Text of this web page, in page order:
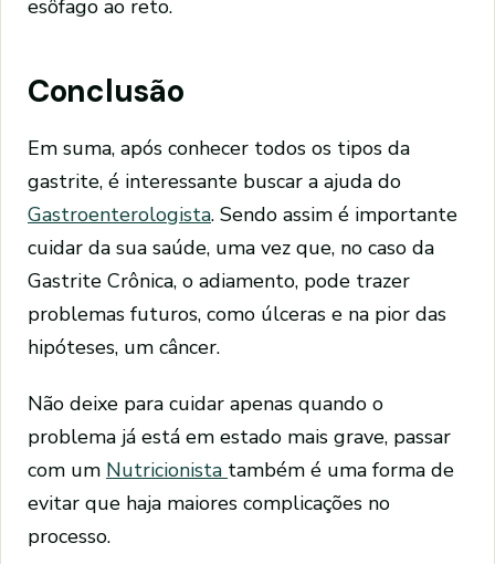
esôfago ao reto.
Conclusão
Em suma, após conhecer todos os tipos da
gastrite, é interessante buscar a ajuda do
Gastroenterologista. Sendo assim é importante
cuidar da sua saúde, uma vez que, no caso da
Gastrite Crônica, o adiamento, pode trazer
problemas futuros, como úlceras e na pior das
hipóteses, um câncer.
Não deixe para cuidar apenas quando o
problema já está em estado mais grave, passar
com um Nutricionista também é uma forma de
evitar que haja maiores complicações no
processo.